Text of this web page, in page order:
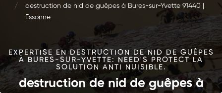
destruction de nid de guêpes à Bures-sur-Yvette 91440 |
Essonne
EXPERTISE EN DESTRUCTION DE NID DE GUÊPES
À BURES-SUR-YVETTE: NEED'S PROTECT LA
SOLUTION ANTI NUISIBLE.
destruction de nid de guêpes à